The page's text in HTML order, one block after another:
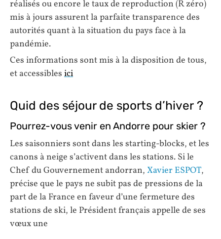
réalisés ou encore le taux de reproduction (R zéro)
mis à jours assurent la parfaite transparence des
autorités quant à la situation du pays face à la
pandémie.
Ces informations sont mis à la disposition de tous,
et accessibles ici
Quid des séjour de sports d’hiver ?
Pourrez-vous venir en Andorre pour skier ?
Les saisonniers sont dans les starting-blocks, et les
canons à neige s’activent dans les stations. Si le
Chef du Gouvernement andorran, Xavier ESPOT,
précise que le pays ne subit pas de pressions de la
part de la France en faveur d’une fermeture des
stations de ski, le Président français appelle de ses
vœux une